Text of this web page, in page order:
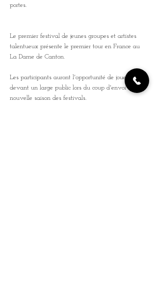
portes.
Le premier festival de jeunes groupes et artistes
talentueux présente le premier tour en France au
La Dame de Canton.
Les participants auront l'opportunité de jouer
devant un large public lors du coup d'envoi de la
nouvelle saison des festivals.